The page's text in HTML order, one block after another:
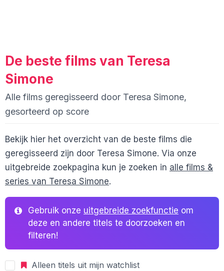
De beste films van Teresa
Simone
Alle films geregisseerd door Teresa Simone,
gesorteerd op score
Bekijk hier het overzicht van de beste films die
geregisseerd zijn door Teresa Simone. Via onze
uitgebreide zoekpagina kun je zoeken in alle films &
series van Teresa Simone.
Gebruik onze uitgebreide zoekfunctie om
deze en andere titels te doorzoeken en
filteren!
Alleen titels uit mijn watchlist